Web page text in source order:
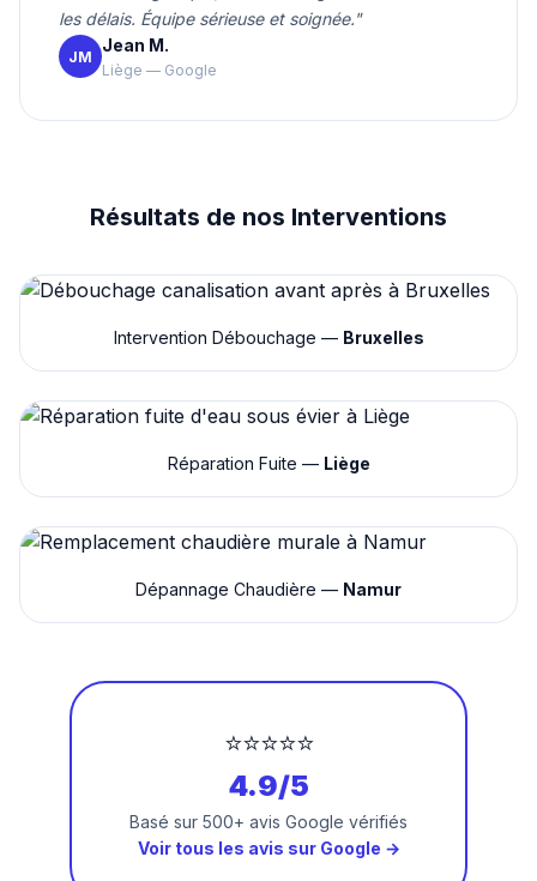
les délais. Équipe sérieuse et soignée."
JM
Jean M.
Liège — Google
Résultats de nos Interventions
Intervention Débouchage — Bruxelles
Réparation Fuite — Liège
Dépannage Chaudière — Namur
⭐⭐⭐⭐⭐
4.9/5
Basé sur 500+ avis Google vérifiés
Voir tous les avis sur Google →